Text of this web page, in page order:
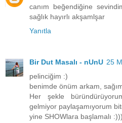
canım beğendiğine
sağlık hayırlı akşamlşar
Yanıtla
Bir Dut Masalı - nUnU 25
pelinciğim :)
benimde önüm arkam,
Her şekle
gelmiyor paylaşamıyorum
yine SHOWlara başlamalı :)))